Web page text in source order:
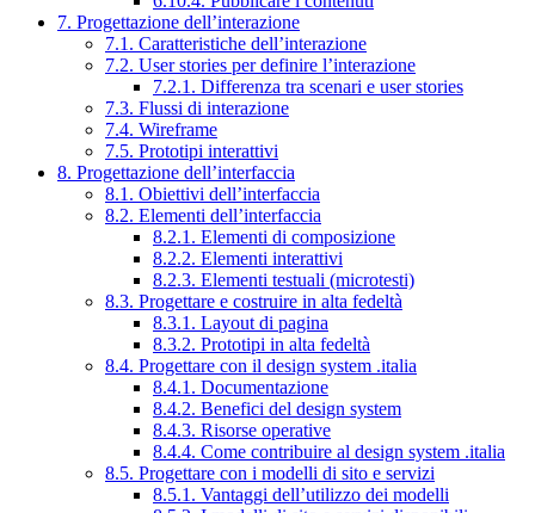
7. Progettazione dell’interazione
7.1. Caratteristiche dell’interazione
7.2. User stories per definire l’interazione
7.2.1. Differenza tra scenari e user stories
7.3. Flussi di interazione
7.4. Wireframe
7.5. Prototipi interattivi
8. Progettazione dell’interfaccia
8.1. Obiettivi dell’interfaccia
8.2. Elementi dell’interfaccia
8.2.1. Elementi di composizione
8.2.2. Elementi interattivi
8.2.3. Elementi testuali (microtesti)
8.3. Progettare e costruire in alta fedeltà
8.3.1. Layout di pagina
8.3.2. Prototipi in alta fedeltà
8.4. Progettare con il design system .italia
8.4.1. Documentazione
8.4.2. Benefici del design system
8.4.3. Risorse operative
8.4.4. Come contribuire al design system .italia
8.5. Progettare con i modelli di sito e servizi
8.5.1. Vantaggi dell’utilizzo dei modelli